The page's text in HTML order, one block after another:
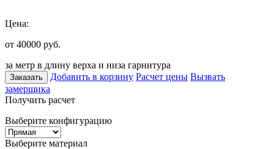
Цена:
от 40000 руб.
за метр в длину верха и низа гарнитура
Заказать Добавить в корзину Расчет цены Вызвать
замерщика
Получить расчет
Выберите конфигурацию
Выберите материал